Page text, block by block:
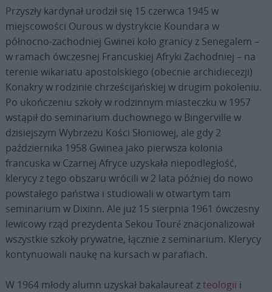
Przyszły kardynał urodził się 15 czerwca 1945 w
miejscowości Ourous w dystrykcie Koundara w
północno-zachodniej Gwinei koło granicy z Senegalem –
w ramach ówczesnej Francuskiej Afryki Zachodniej – na
terenie wikariatu apostolskiego (obecnie archidiecezji)
Konakry w rodzinie chrześcijańskiej w drugim pokoleniu.
Po ukończeniu szkoły w rodzinnym miasteczku w 1957
wstąpił do seminarium duchownego w Bingerville w
dzisiejszym Wybrzeżu Kości Słoniowej, ale gdy 2
października 1958 Gwinea jako pierwsza kolonia
francuska w Czarnej Afryce uzyskała niepodległość,
klerycy z tego obszaru wrócili w 2 lata później do nowo
powstałego państwa i studiowali w otwartym tam
seminarium w Dixinn. Ale już 15 sierpnia 1961 ówczesny
lewicowy rząd prezydenta Sekou Touré znacjonalizował
wszystkie szkoły prywatne, łącznie z seminarium. Klerycy
kontynuowali naukę na kursach w parafiach.
W 1964 młody alumn uzyskał bakalaureat zteologii i